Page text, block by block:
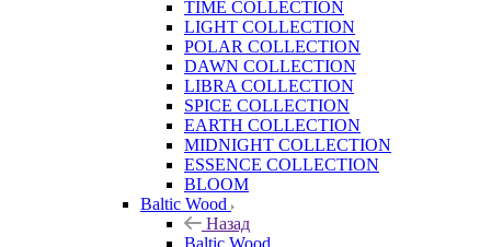
TIME COLLECTION
LIGHT COLLECTION
POLAR COLLECTION
DAWN COLLECTION
LIBRA COLLECTION
SPICE COLLECTION
EARTH COLLECTION
MIDNIGHT COLLECTION
ESSENCE COLLECTION
BLOOM
Baltic Wood
Назад
Baltic Wood